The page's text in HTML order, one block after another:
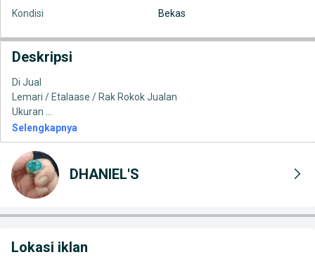
Kondisi Bekas
Deskripsi
Di Jual
Lemari / Etalaase / Rak Rokok Jualan
Ukuran
Selengkapnya
DHANIEL'S
Lokasi iklan